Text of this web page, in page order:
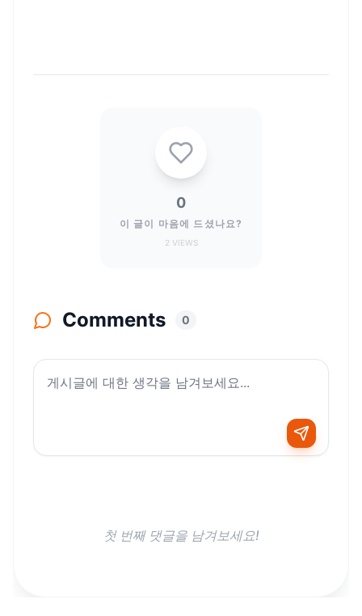
0
이 글이 마음에 드셨나요?
2 VIEWS
Comments 0
첫 번째 댓글을 남겨보세요!